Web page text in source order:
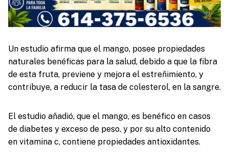
Un estudio afirma que el mango, posee propiedades
naturales benéficas para la salud, debido a que la fibra
de esta fruta, previene y mejora el estreñimiento, y
contribuye, a reducir la tasa de colesterol, en la sangre.
El estudio añadió, que el mango, es benéfico en casos
de diabetes y exceso de peso, y por su alto contenido
en vitamina c, contiene propiedades antioxidantes.